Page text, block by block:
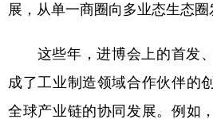
展，从单一商圈向多业态生态圈
这些年，进博会上的首发、
成了工业制造领域合作伙伴的
全球产业链的协同发展。例如